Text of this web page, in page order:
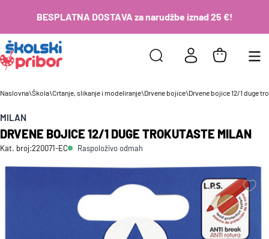
BESPLATNA DOSTAVA za narudžbe iznad 25 €!
Naslovna\Škola\Crtanje, slikanje i modeliranje\Drvene bojice\Drvene bojice 12/1 duge
MILAN
DRVENE BOJICE 12/1 DUGE TROKUTASTE MILAN
Kat. broj:220071-EC Raspoloživo odmah